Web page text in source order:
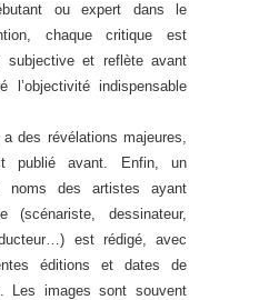
ou expert dans le
chaque critique est
subjective et reflète avant
l’objectivité indispensable
des révélations majeures,
publié avant. Enfin, un
noms des artistes ayant
(scénariste, dessinateur,
est rédigé, avec
éditions et dates de
Les images sont souvent